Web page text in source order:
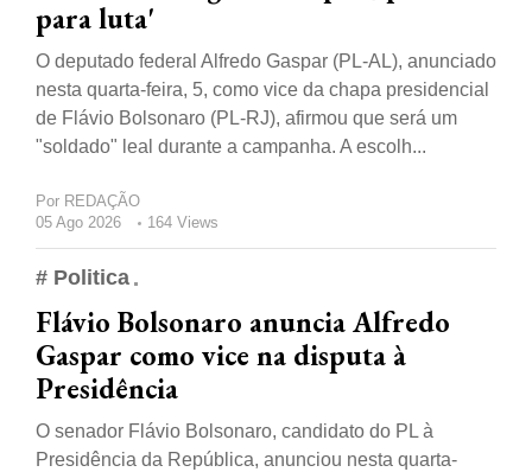
para luta'
O deputado federal Alfredo Gaspar (PL-AL), anunciado
nesta quarta-feira, 5, como vice da chapa presidencial
de Flávio Bolsonaro (PL-RJ), afirmou que será um
"soldado" leal durante a campanha. A escolh...
Por REDAÇÃO
05 Ago 2026
164 Views
# Politica
Flávio Bolsonaro anuncia Alfredo
Gaspar como vice na disputa à
Presidência
O senador Flávio Bolsonaro, candidato do PL à
Presidência da República, anunciou nesta quarta-